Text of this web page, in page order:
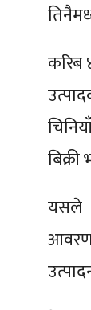
करिब
यसले